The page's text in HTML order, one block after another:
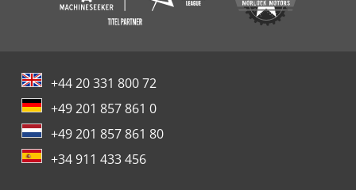
+44 20 331 800 72
+49 201 857 861 0
+49 201 857 861 80
+34 911 433 456